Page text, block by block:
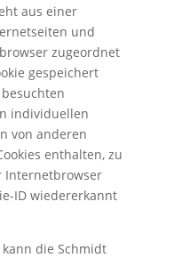
aus einer
und
zugeordnet
gespeichert
individuellen
von anderen
enthalten, zu
Internetbrowser
ID wiedererkannt
kann die Schmidt